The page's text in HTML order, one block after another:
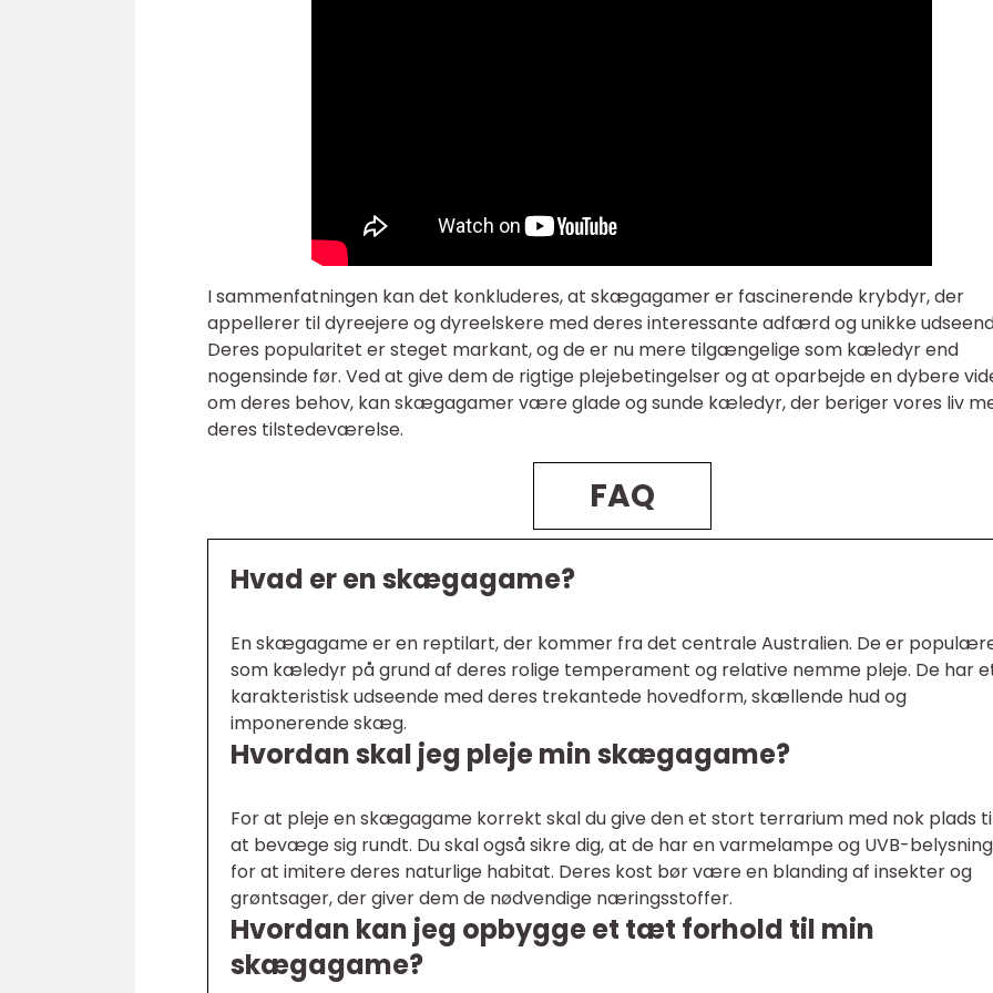
I sammenfatningen kan det konkluderes, at skægagamer er fascinerende krybdyr, der
appellerer til dyreejere og dyreelskere med deres interessante adfærd og unikke
Deres popularitet er steget markant, og de er nu mere tilgængelige som kæledyr end
nogensinde før. Ved at give dem de rigtige plejebetingelser og at oparbejde en dybere
om deres behov, kan skægagamer være glade og sunde kæledyr, der beriger vores liv
deres tilstedeværelse.
FAQ
Hvad er en skægagame?
En skægagame er en reptilart, der kommer fra det centrale Australien. De er
som kæledyr på grund af deres rolige temperament og relative nemme pleje. De har
karakteristisk udseende med deres trekantede hovedform, skællende hud og
imponerende skæg.
Hvordan skal jeg pleje min skægagame?
For at pleje en skægagame korrekt skal du give den et stort terrarium med nok plads
at bevæge sig rundt. Du skal også sikre dig, at de har en varmelampe og UVB-belysning
for at imitere deres naturlige habitat. Deres kost bør være en blanding af insekter og
grøntsager, der giver dem de nødvendige næringsstoffer.
Hvordan kan jeg opbygge et tæt forhold til min
skægagame?